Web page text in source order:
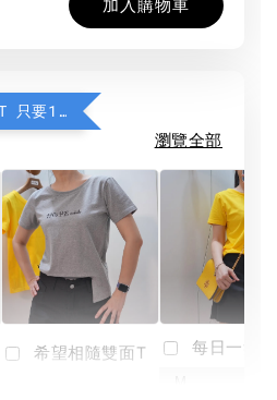
加購 MIT防曬透氣棉T 只要190元
瀏覽全部
希望相隨雙面T 每日一笑